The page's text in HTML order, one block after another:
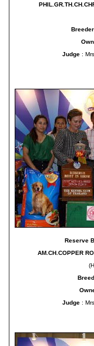
Breeder
Judge :
Reserve
AM.CH.COPPER
Judge :